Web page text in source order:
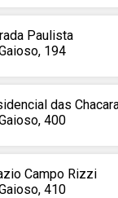
Paulista
194
das
400
Campo Rizzi
410